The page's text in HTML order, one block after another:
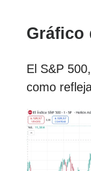
Gráfico
El S&P
como